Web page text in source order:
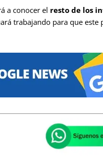
a conocer el resto de los
trabajando para que